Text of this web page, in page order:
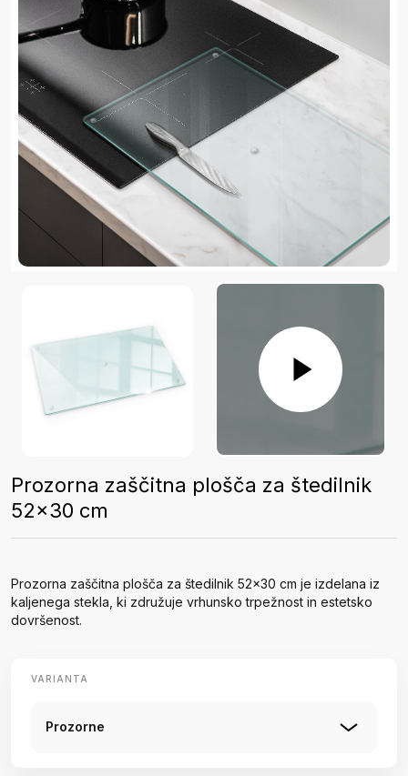
Prozorna zaščitna plošča za štedilnik
52x30 cm
Prozorna zaščitna plošča za štedilnik 52x30 cm je izdelana iz
kaljenega stekla, ki združuje vrhunsko trpežnost in estetsko
dovršenost.
VARIANTA
Prozorne